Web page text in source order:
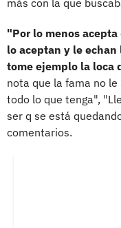
"Por lo menos
lo aceptan y le echan
tome ejemplo la loca
nota que la fama no
todo lo que tenga",
ser q se está
comentarios.